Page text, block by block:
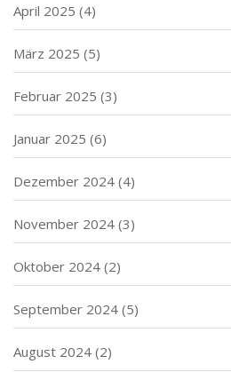
April 2025 (4)
März 2025 (5)
Februar 2025 (3)
Januar 2025 (6)
Dezember 2024 (4)
November 2024 (3)
Oktober 2024 (2)
September 2024 (5)
August 2024 (2)